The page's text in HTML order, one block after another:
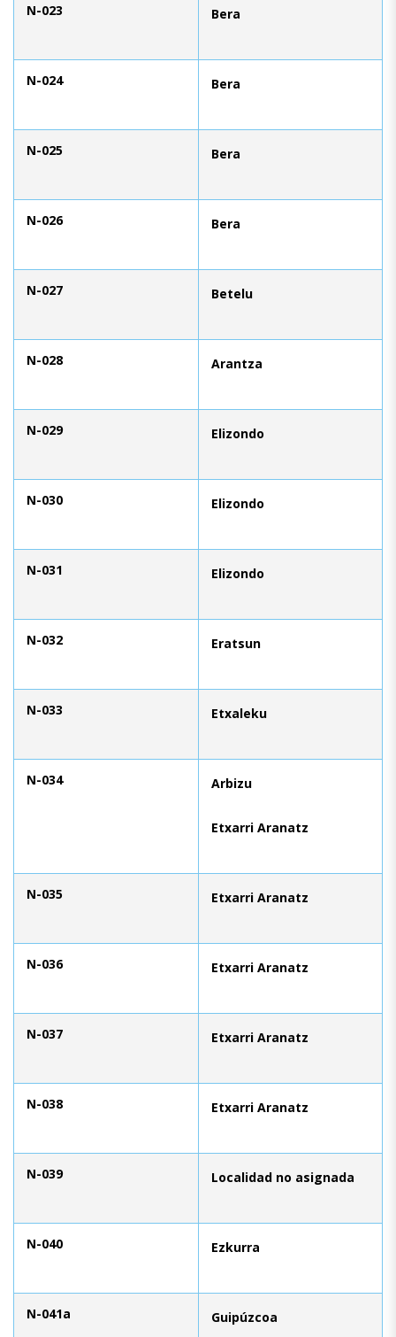
N-023 Bera
N-024 Bera
N-025 Bera
N-026 Bera
N-027 Betelu
N-028 Arantza
N-029 Elizondo
N-030 Elizondo
N-031 Elizondo
N-032 Eratsun
N-033 Etxaleku
N-034 Arbizu
Etxarri Aranatz
N-035 Etxarri Aranatz
N-036 Etxarri Aranatz
N-037 Etxarri Aranatz
N-038 Etxarri Aranatz
N-039 Localidad no asignada
N-040 Ezkurra
N-041a Guipúzcoa